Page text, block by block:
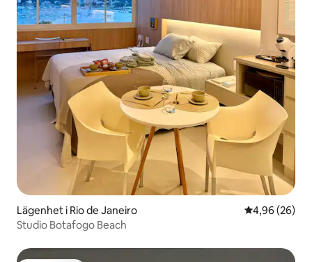
Lägenhet i Rio de Janeiro 4,96 av 5 i
4,96 (26)
Studio Botafogo Beach